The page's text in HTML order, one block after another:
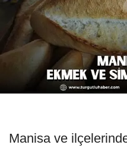
Manisa ve